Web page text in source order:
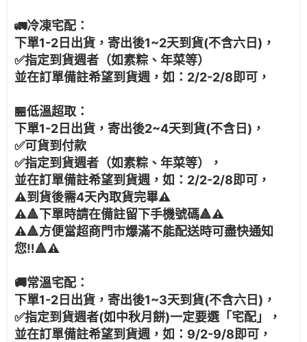
🚛冷凍宅配：
下單1-2日出貨，寄出後1~2天到貨(不含六日)，
✅指定到貨週者（如素粽、年菜等）
並在訂單備註希望到貨週，如：2/2-2/8即可，
🏪低溫超取：
下單1-2日出貨，寄出後2~4天到貨(不含日)，
✅可貨到付款
✅指定到貨週者（如素粽、年菜等），
並在訂單備註希望到貨週，如：2/2-2/8即可，
⚠️到貨後需4天內取貨完畢⚠️
⚠️🔺下單時請在備註留下手機號碼🔺⚠️
⚠️🔺方便當超商門市爆滿不能配送時可盡快通知
您‼️🔺⚠️
🚚常溫宅配：
下單1-2日出貨，寄出後1~3天到貨(不含六日)，
✅指定到貨週者(如中秋月餅)一定要選「宅配」，
並在訂單備註希望到貨週，如：9/2-9/8即可，